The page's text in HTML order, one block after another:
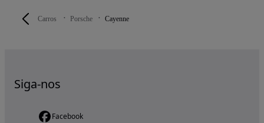
Carros Porsche Cayenne
Siga-nos
Facebook